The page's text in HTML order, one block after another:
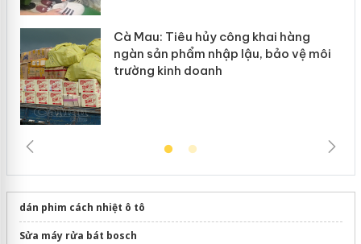
Cà Mau: Tiêu hủy công khai hàng
ngàn sản phẩm nhập lậu, bảo vệ môi
trường kinh doanh
dán phim cách nhiệt ô tô
Sửa máy rửa bát bosch